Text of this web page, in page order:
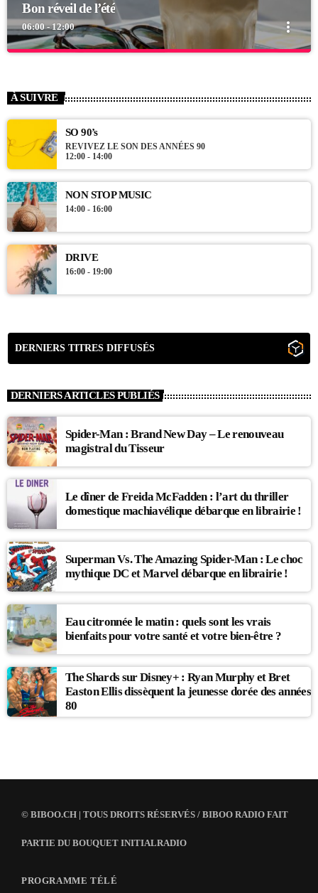
Bon réveil de l’été
06:00 - 12:00 more_vert
profitez de la musique et des vacances...
À SUIVRE
SO 90’s
REVIVEZ LE SON DES ANNÉES 90
12:00 - 14:00
NON STOP MUSIC
14:00 - 16:00
DRIVE
16:00 - 19:00
DERNIERS TITRES DIFFUSÉS
DERNIERS ARTICLES PUBLIÉS
Spider-Man : Brand New Day – Le renouveau
magistral du Tisseur
Le dîner de Freida McFadden : l’art du thriller
domestique machiavélique débarque en librairie !
Superman Vs. The Amazing Spider-Man : Le choc
mythique DC et Marvel débarque en librairie !
Eau citronnée le matin : quels sont les vrais
bienfaits pour votre santé et votre bien-être ?
The Shards sur Disney+ : Ryan Murphy et Bret
Easton Ellis dissèquent la jeunesse dorée des années
80
© BIBOO.CH | TOUS DROITS RÉSERVÉS / BIBOO RADIO FAIT
PARTIE DU BOUQUET INITIALRADIO
PROGRAMME TÉLÉ